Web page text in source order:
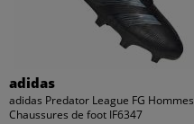
adidas
adidas Predator League FG Hommes
Chaussures de foot IF6347